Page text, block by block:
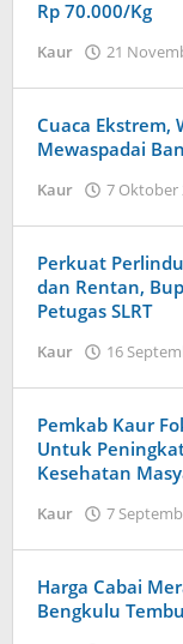
Rp 70.000/Kg
Kaur 21
Cuaca Ekstrem,
Mewaspadai
Kaur 7 Oktober
Perkuat
dan Rentan,
Petugas SLRT
Kaur 16
Pemkab Kaur
Untuk
Kesehatan
Kaur 7
Harga Cabai
Bengkulu